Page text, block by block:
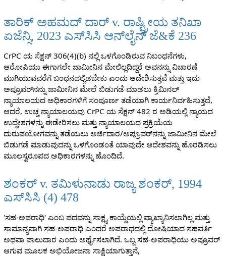
ತಾರಿಕ್ ಅಹಮದ್ ದಾರ್ v. ರಾಷ್ಟ್ರೀಯ ತನಿಖಾ
ಏಜೆನ್ಸಿ, 2023 ಎಸ್‌ಸಿಸಿ ಆನ್‌ಲೈನ್ ಜೆ&ಕೆ 236
CrPC ಯ ಸೆಕ್ಷನ್ 306(4)(b) ನಲ್ಲಿ ಒಳಗೊಂಡಿರುವ ನಿಬಂಧನೆಗಳು,
ಆರೋಪಿಯು ಈಗಾಗಲೇ ಜಾಮೀನಿನ ಮೇಲಿಲ್ಲದಿದ್ದರೆ ಅವನನ್ನು ವಿಚಾರಣೆ
ಮುಗಿಯುವವರೆಗೆ ಬಂಧನದಲ್ಲಿಡಬೇಕು ಎಂದು ಆದೇಶಿಸುತ್ತವೆ ಮತ್ತು ಇದು
ಅಪ್ರೂವರ್‌ನನ್ನು ಜಾಮೀನಿನ ಮೇಲೆ ಬಿಡುಗಡೆ ಮಾಡಲು ಕ್ರಿಮಿನಲ್
ನ್ಯಾಯಾಲಯದ ಅಧಿಕಾರಗಳಿಗೆ ಸಂಪೂರ್ಣ ತಡೆಯಾಗಿ ಕಾರ್ಯನಿರ್ವಹಿಸುತ್ತದೆ,
ಆದರೆ, ಉಚ್ಚ ನ್ಯಾಯಾಲಯವು CrPC ಯ ಸೆಕ್ಷನ್ 482 ರ ಅಡಿಯಲ್ಲಿ ನ್ಯಾಯದ
ಉದ್ದೇಶಗಳನ್ನು ಈಡೇರಿಸಲು ಮತ್ತು ನ್ಯಾಯಾಲಯದ ಪ್ರಕ್ರಿಯೆಯ
ದುರುಪಯೋಗವನ್ನು ತಡೆಯಲು ಅರ್ಜಿದಾರ/ಅಪ್ರೂವರ್‌ನನ್ನು ಜಾಮೀನಿನ ಮೇಲೆ
ಬಿಡುಗಡೆ ಮಾಡುವುದನ್ನು ಒಳಗೊಂಡಂತೆ ಯಾವುದೇ ಆದೇಶವನ್ನು ಹೊರಡಿಸಲು
ಮೂಲಸ್ವರೂಪದ ಅಧಿಕಾರಗಳನ್ನು ಹೊಂದಿದೆ.
ಶಂಕರ್ v. ತಮಿಳುನಾಡು ರಾಜ್ಯ ಶಂಕರ್, 1994
ಎಸ್‌ಸಿಸಿ (4) 478
'ಸಹ-ಅಪರಾಧಿ' ಎಂಬ ಪದವನ್ನು ಸಾಕ್ಷ್ಯ ಕಾಯ್ದೆಯಲ್ಲಿ ವ್ಯಾಖ್ಯಾನಿಸಲಾಗಿಲ್ಲ ಮತ್ತು
ಸಾಮಾನ್ಯವಾಗಿ ಸಹ-ಅಪರಾಧಿ ಎಂದರೆ ಅಪರಾಧದಲ್ಲಿ ದೋಷಿಯಾದ ಸಹವರ್ತಿ
ಅಥವಾ ಪಾಲುದಾರ ಎಂದು ಅರ್ಥೈಸಲಾಗಿದೆ. ಒಬ್ಬ ಸಹ-ಅಪರಾಧಿಯು ಅಪ್ರೂವರ್
ಆಗುವ ಮೂಲಕ ಅಭಿಯೋಜನಾ ಸಾಕ್ಷಿಯಾಗುತ್ತಾನೆ,